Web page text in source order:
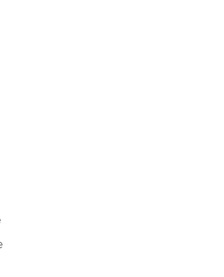
SEU PROBLEMA?